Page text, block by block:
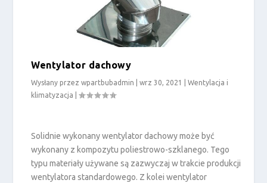
Wentylator dachowy
Wysłany przezwpartbubadmin |wrz 30, 2021 |Wentylacja i
klimatyzacja
|
Solidnie wykonany wentylator dachowy może być
wykonany z kompozytu poliestrowo-szklanego. Tego
typu materiały używane są zazwyczaj w trakcie produkcji
wentylatora standardowego. Z kolei wentylator